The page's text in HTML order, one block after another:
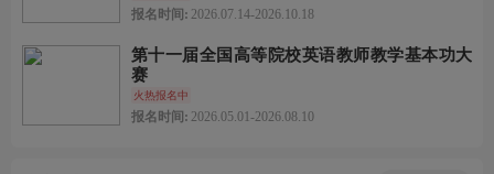
报名时间: 2026.07.14-2026.10.18
第十一届全国高等院校英语教师教学基本功大
赛
火热报名中
报名时间: 2026.05.01-2026.08.10